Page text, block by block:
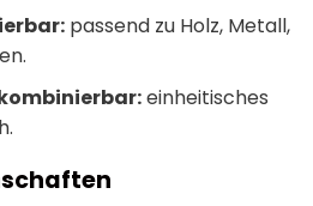
passend zu Holz, Metall,
einheitisches